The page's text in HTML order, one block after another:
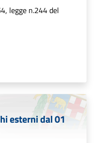
legge n.244 del
esterni dal 01